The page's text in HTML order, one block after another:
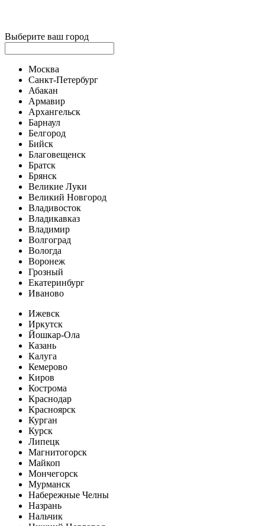
Выберите ваш город
Москва
Санкт-Петербург
Абакан
Армавир
Архангельск
Барнаул
Белгород
Бийск
Благовещенск
Братск
Брянск
Великие Луки
Великий Новгород
Владивосток
Владикавказ
Владимир
Волгоград
Вологда
Воронеж
Грозный
Екатеринбург
Иваново
Ижевск
Иркутск
Йошкар-Ола
Казань
Калуга
Кемерово
Киров
Кострома
Краснодар
Красноярск
Курган
Курск
Липецк
Магнитогорск
Майкоп
Мончегорск
Мурманск
Набережные Челны
Назрань
Нальчик